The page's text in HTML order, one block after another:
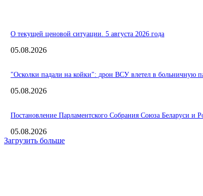
О текущей ценовой ситуации. 5 августа 2026 года
05.08.2026
"Осколки падали на койки": дрон ВСУ влетел в больничную
05.08.2026
Постановление Парламентского Собрания Союза Беларуси и
05.08.2026
Загрузить больше